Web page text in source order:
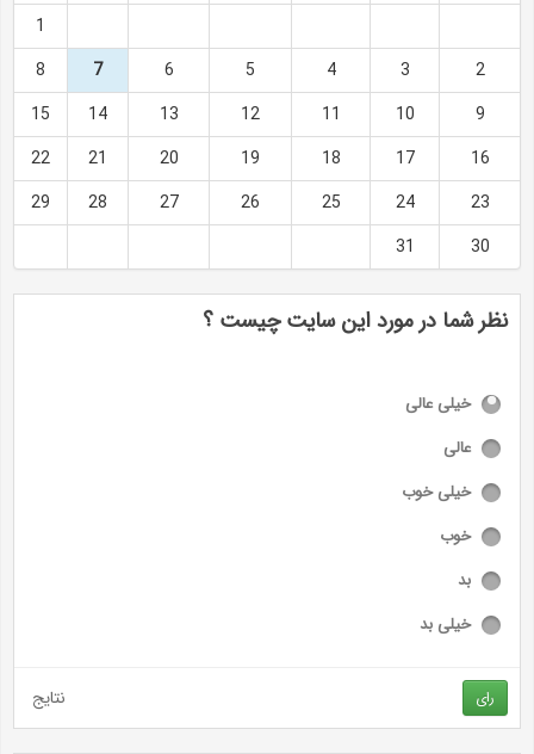
1
2
3
4
5
6
7
8
9
10
11
12
13
14
15
16
17
18
19
20
21
22
23
24
25
26
27
28
29
30
31
نظر شما در مورد این سایت چیست ؟
خیلی عالی
عالی
خیلی خوب
خوب
بد
خیلی بد
رای نتایج